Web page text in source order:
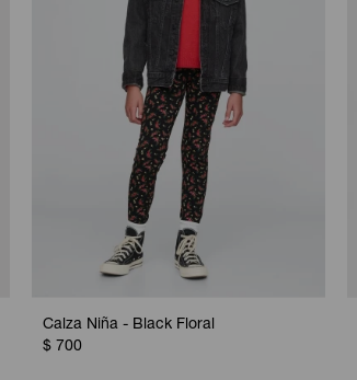
Calza Niña - Black Floral
$ 700